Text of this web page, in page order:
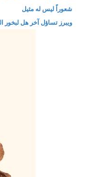
شعوراً ليس له مثيل
ويبرز تساؤل آخر هل لبخور